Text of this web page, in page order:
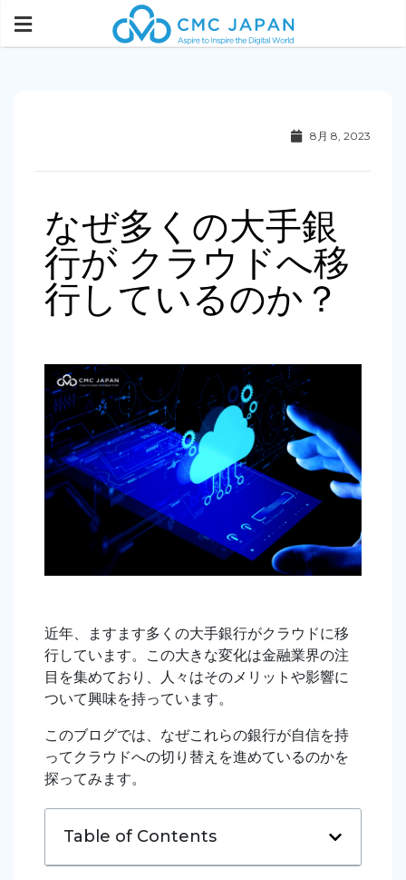
8月 8, 2023
なぜ多くの大手銀
行が クラウドへ移
行しているのか？
近年、ますます多くの大手銀行がクラウドに移
行しています。この大きな変化は金融業界の注
目を集めており、人々はそのメリットや影響に
ついて興味を持っています。
このブログでは、なぜこれらの銀行が自信を持
ってクラウドへの切り替えを進めているのかを
探ってみます。
Table of Contents